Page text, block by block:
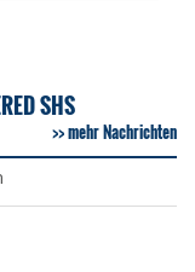
SHS
mehr Nachrichten